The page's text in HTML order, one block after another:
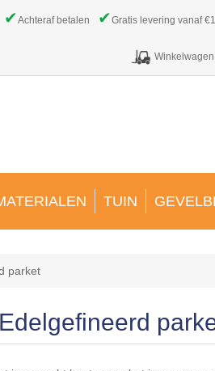
✔Achteraf betalen ✔Gratis levering vanaf
Winkelwagen
TUIN
parket
Edelgefineerd